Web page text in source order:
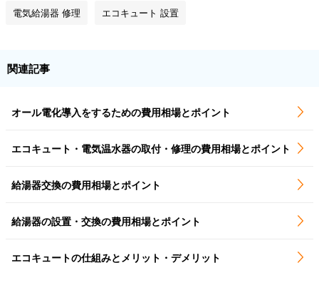
電気給湯器 修理 エコキュート 設置
関連記事
オール電化導入をするための費用相場とポイント
エコキュート・電気温水器の取付・修理の費用相場とポイント
給湯器交換の費用相場とポイント
給湯器の設置・交換の費用相場とポイント
エコキュートの仕組みとメリット・デメリット